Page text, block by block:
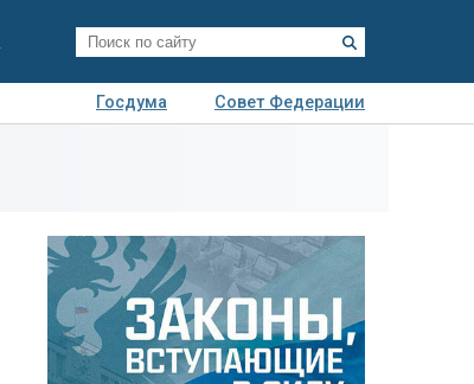
Госдума
Совет Федерации